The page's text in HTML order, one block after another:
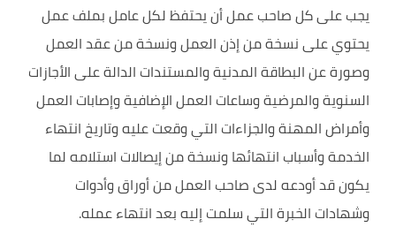
يجب على كل صاحب عمل أن يحتفظ لكل عامل بملف عمل
يحتوي على نسخة من إذن العمل ونسخة من عقد العمل
وصورة عن البطاقة المدنية والمستندات الدالة على الأجازات
السنوية والمرضية وساعات العمل الإضافية وإصابات العمل
وأمراض المهنة والجزاءات التي وقعت عليه وتاريخ انتهاء
الخدمة وأسباب انتهائها ونسخة من إيصالات استلامه لما
يكون قد أودعه لدى صاحب العمل من أوراق وأدوات
وشهادات الخبرة التي سلمت إليه بعد انتهاء عمله.